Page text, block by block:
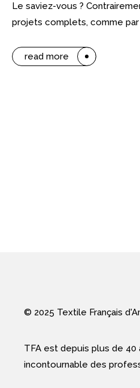
Le saviez-vous ?
projets complets, comme
read more
© 2025 Textile Français
TFA est depuis plus de
incontournable des